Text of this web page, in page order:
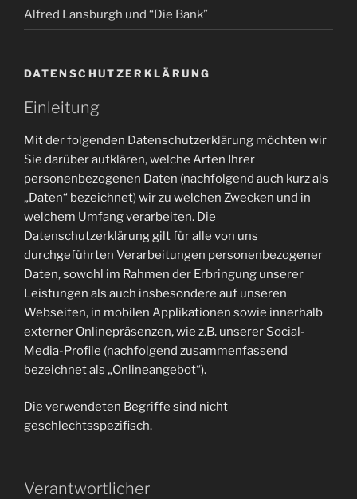
Alfred Lansburgh und “Die Bank”
DATENSCHUTZERKLÄRUNG
Einleitung
Mit der folgenden Datenschutzerklärung möchten wir
Sie darüber aufklären, welche Arten Ihrer
personenbezogenen Daten (nachfolgend auch kurz als
„Daten“ bezeichnet) wir zu welchen Zwecken und in
welchem Umfang verarbeiten. Die
Datenschutzerklärung gilt für alle von uns
durchgeführten Verarbeitungen personenbezogener
Daten, sowohl im Rahmen der Erbringung unserer
Leistungen als auch insbesondere auf unseren
Webseiten, in mobilen Applikationen sowie innerhalb
externer Onlinepräsenzen, wie z.B. unserer Social-
Media-Profile (nachfolgend zusammenfassend
bezeichnet als „Onlineangebot“).
Die verwendeten Begriffe sind nicht
geschlechtsspezifisch.
Verantwortlicher